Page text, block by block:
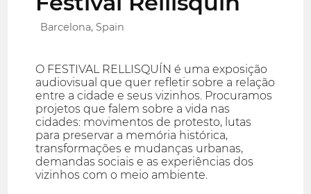
Barcelona, Spain
O FESTIVAL RELLISQUÍN é uma exposição
audiovisual que quer refletir sobre a relação
entre a cidade e seus vizinhos. Procuramos
projetos que falem sobre a vida nas
cidades: movimentos de protesto, lutas
para preservar a memória histórica,
transformações e mudanças urbanas,
demandas sociais e as experiências dos
vizinhos com o meio ambiente.